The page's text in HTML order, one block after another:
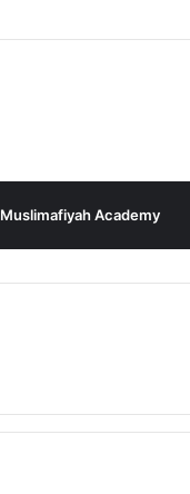
Muslimafiyah Academy